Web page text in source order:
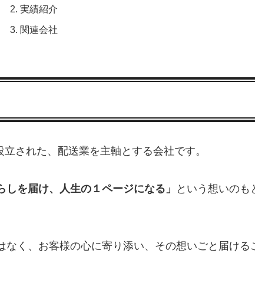
実績紹介
関連会社
された、配送業を主軸とする会社です。
しを届け、人生の１ページになる」
という想いのも
く、お客様の心に寄り添い、その想いごと届ける